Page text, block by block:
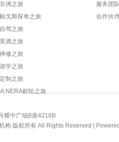
洲之旅
戈斯探奇之旅
驾之旅
酒之旅
修之旅
学之旅
制之旅
NERA邮轮之旅
服务团
合作伙
耀中广场B座4216B
构 版权所有 All Rights Reserved |